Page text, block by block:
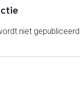
niet